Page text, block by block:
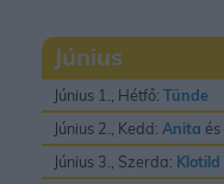
Június
Június 1., Hétfő: Tünde
Június 2., Kedd: Anita és
Június 3., Szerda: Klotild